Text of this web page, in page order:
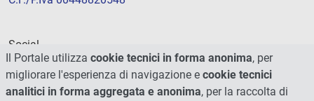
Social
Il Portale utilizza cookie tecnici in forma anonima, per
migliorare l'esperienza di navigazione e cookie tecnici
analitici in forma aggregata e anonima, per la raccolta di